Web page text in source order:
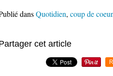
dansQuotidien, coup de coeur
cet article